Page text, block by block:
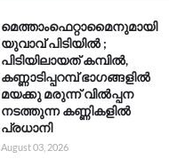
മെത്താംഫെറ്റാമൈനുമായി
യുവാവ് പിടിയിൽ ;
പിടിയിലായത് കമ്പിൽ,
കണ്ണാടിപ്പറമ്പ് ഭാഗങ്ങളിൽ
മയക്കു മരുന്ന് വിൽപ്പന
നടത്തുന്ന കണ്ണികളിൽ
പ്രധാനി
August 03, 2026